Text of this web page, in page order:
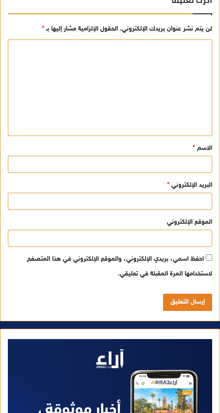
لن يتم نشر عنوان بريدك الإلكتروني. الحقول الإلزامية مشار إليها بـ*
ق
*
الاسم *
البريد الإلكتروني *
الموقع الإلكتروني
احفظ اسمي، بريدي الإلكتروني، والموقع الإلكتروني في هذا المتصفح
لاستخدامها المرة المقبلة في تعليقي.